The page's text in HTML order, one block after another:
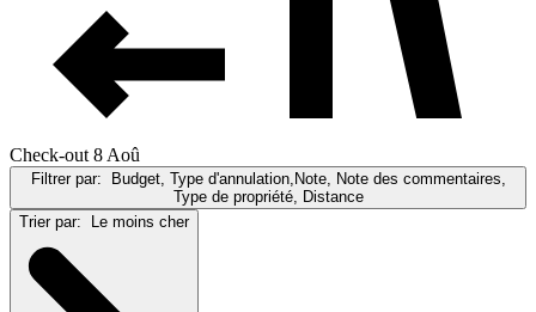
Check-out 8 Aoû
Filtrer par:
Budget, Type d'annulation,Note, Note des commentaires,
Type de propriété, Distance
Trier par:
Le moins cher